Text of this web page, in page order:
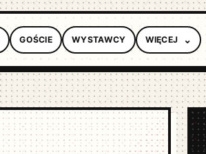
GOŚCIE WYSTAWCY WIĘCEJ